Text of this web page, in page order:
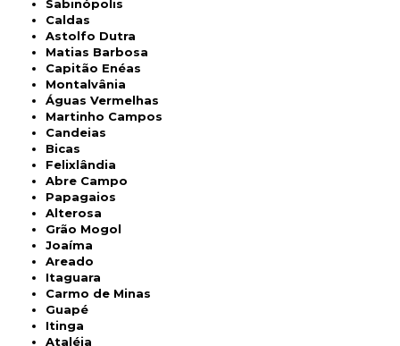
Sabinópolis
Caldas
Astolfo Dutra
Matias Barbosa
Capitão Enéas
Montalvânia
Águas Vermelhas
Martinho Campos
Candeias
Bicas
Felixlândia
Abre Campo
Papagaios
Alterosa
Grão Mogol
Joaíma
Areado
Itaguara
Carmo de Minas
Guapé
Itinga
Ataléia